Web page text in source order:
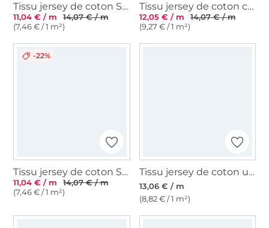
Tissu jersey de coton Sopo, marine
11,04 € / m
14,07 € / m
(7,46 € / 1 m²)
Tissu jersey de coton côtelé Emma, bleu denim
12,05 € / m
14,07 € / m
(9,27 € / 1 m²)
-22%
Tissu jersey de coton Sopo, blanc cassé
11,04 € / m
14,07 € / m
(7,46 € / 1 m²)
Tissu jersey de coton uni, bleu pétrole
13,06 € / m
(8,82 € / 1 m²)